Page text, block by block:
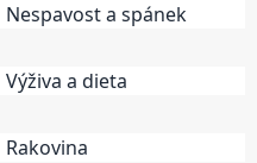
Nespavost a spánek
Výživa a dieta
Rakovina